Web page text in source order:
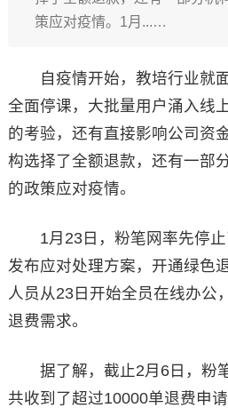
策应对疫情。1月...…
自疫情开始，教培行业就面
全面停课，大批量用户涌入线
的考验，还有直接影响公司资
构选择了全额退款，还有一部
的政策应对疫情。
1月23日，粉笔网率先停止
发布应对处理方案，开通绿色
人员从23日开始全员在线办公
退费需求。
据了解，截止2月6日，粉
共收到了超过10000单退费申